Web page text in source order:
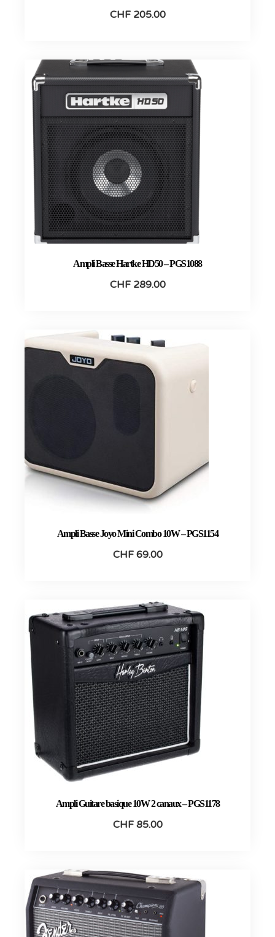
CHF205.00
Ampli Basse Hartke HD50 – PGS1088
CHF289.00
Ampli Basse Joyo Mini Combo 10W – PGS1154
CHF69.00
Ampli Guitare basique 10W 2 canaux – PGS1178
CHF85.00